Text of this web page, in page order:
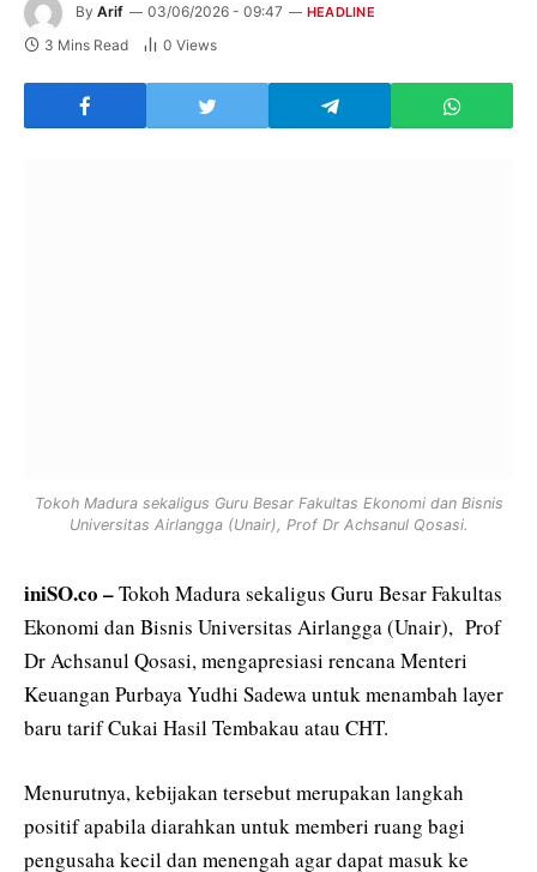
By Arif 03/06/2026 - 09:47 HEADLINE
3 Mins Read 0 Views
Tokoh Madura sekaligus Guru Besar Fakultas Ekonomi dan Bisnis
Universitas Airlangga (Unair), Prof Dr Achsanul Qosasi.
iniSO.co –Tokoh Madura sekaligus Guru Besar Fakultas
Ekonomi dan Bisnis Universitas Airlangga (Unair), Prof
Dr Achsanul Qosasi, mengapresiasi rencana Menteri
Keuangan Purbaya Yudhi Sadewa untuk menambah layer
baru tarif Cukai Hasil Tembakau atau CHT.
Menurutnya, kebijakan tersebut merupakan langkah
positif apabila diarahkan untuk memberi ruang bagi
pengusaha kecil dan menengah agar dapat masuk ke